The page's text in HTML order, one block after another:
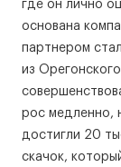
где он лично
основана
партнером
из
рос медленно,
достигли 20
скачок,